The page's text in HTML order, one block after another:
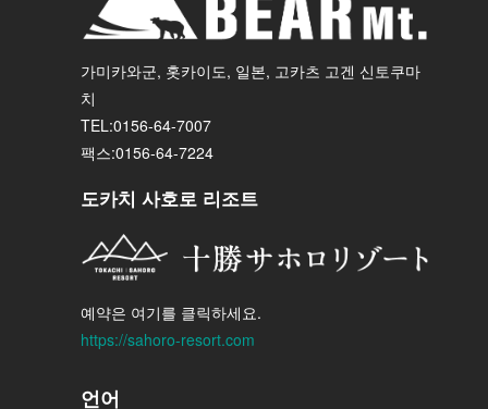
가미카와군, 홋카이도, 일본, 고카츠 고겐 신토쿠마
치
TEL:0156-64-7007
팩스:0156-64-7224
도카치 사호로 리조트
예약은 여기를 클릭하세요.
https://sahoro-resort.com
언어